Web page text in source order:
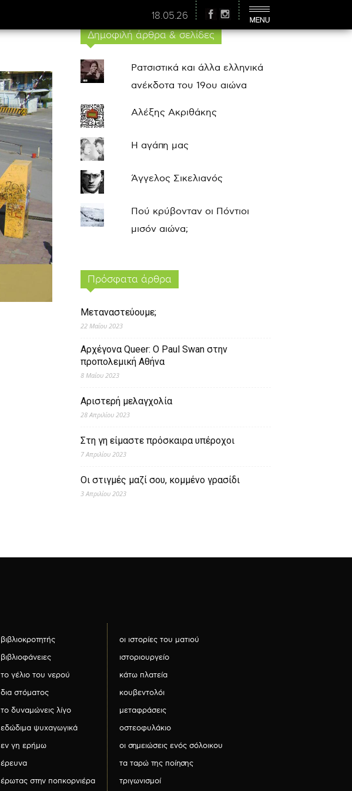
18.05.26
Δημοφιλή άρθρα & σελίδες
Ρατσιστικά και άλλα ελληνικά
ανέκδοτα του 19ου αιώνα
Αλέξης Ακριθάκης
Η αγάπη μας
Άγγελος Σικελιανός
Πού κρύβονταν οι Πόντιοι
μισόν αιώνα;
Πρόσφατα άρθρα
Μεταναστεύουμε;
22 Μαΐου 2023
Αρχέγονα Queer: O Paul Swan στην
προπολεμική Αθήνα
8 Μαΐου 2023
Αριστερή μελαγχολία
28 Απριλίου 2023
Στη γη είμαστε πρόσκαιρα υπέροχοι
7 Απριλίου 2023
Οι στιγμές μαζί σου, κομμένο γρασίδι
3 Απριλίου 2023
βιβλιοκροτητής
βιβλιοφάνειες
το γέλιο του νερού
δια στόματος
το δυναμώνεις λίγο
εδώδιμα ψυχαγωγικά
εν γη ερήμω
έρευνα
έρωτας στην ποπκορνιέρα
οι ιστορίες του ματιού
ιστοριουργείο
κάτω πλατεία
κουβεντολόι
μεταφράσεις
οστεοφυλάκιο
οι σημειώσεις ενός σόλοικου
τα ταρώ της ποίησης
τριγωνισμοί